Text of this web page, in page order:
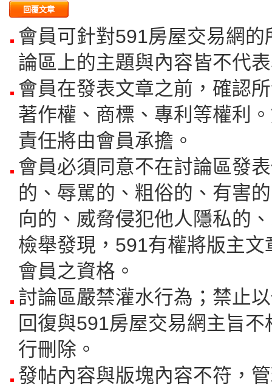
會員可針對591房屋交易網
論區上的主題與內容皆不代
會員在發表文章之前，確認
著作權、商標、專利等權利
責任將由會員承擔。
會員必須同意不在討論區發
的、辱駡的、粗俗的、有害
向的、威脅侵犯他人隱私的
檢舉發現，591有權將版主
會員之資格。
討論區嚴禁灌水行為；禁止
回復與591房屋交易網主旨
行刪除。
發帖內容與版塊內容不符，